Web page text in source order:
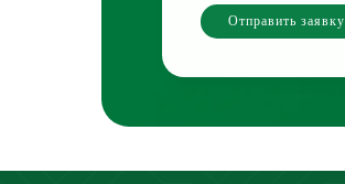
Отправить заявку